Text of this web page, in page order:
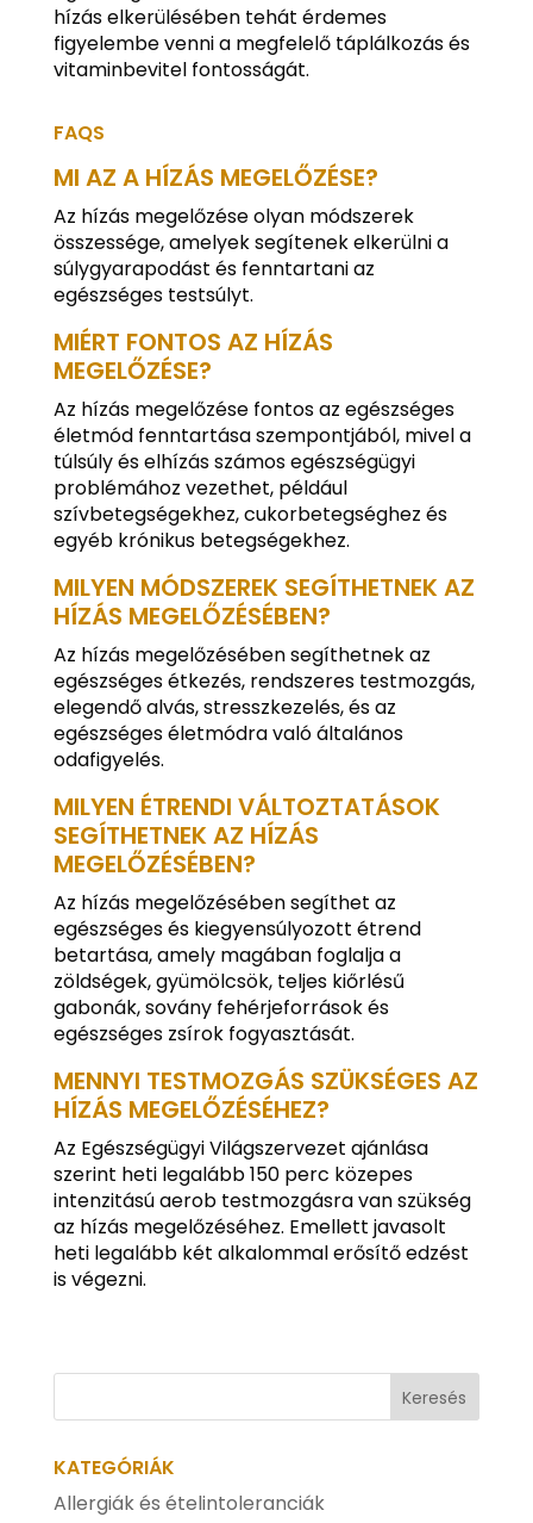
hízás elkerülésében tehát érdemes
figyelembe venni a megfelelő táplálkozás és
vitaminbevitel fontosságát.
FAQS
MI AZ A HÍZÁS MEGELŐZÉSE?
Az hízás megelőzése olyan módszerek
összessége, amelyek segítenek elkerülni a
súlygyarapodást és fenntartani az
egészséges testsúlyt.
MIÉRT FONTOS AZ HÍZÁS
MEGELŐZÉSE?
Az hízás megelőzése fontos az egészséges
életmód fenntartása szempontjából, mivel a
túlsúly és elhízás számos egészségügyi
problémához vezethet, például
szívbetegségekhez, cukorbetegséghez és
egyéb krónikus betegségekhez.
MILYEN MÓDSZEREK SEGÍTHETNEK AZ
HÍZÁS MEGELŐZÉSÉBEN?
Az hízás megelőzésében segíthetnek az
egészséges étkezés, rendszeres testmozgás,
elegendő alvás, stresszkezelés, és az
egészséges életmódra való általános
odafigyelés.
MILYEN ÉTRENDI VÁLTOZTATÁSOK
SEGÍTHETNEK AZ HÍZÁS
MEGELŐZÉSÉBEN?
Az hízás megelőzésében segíthet az
egészséges és kiegyensúlyozott étrend
betartása, amely magában foglalja a
zöldségek, gyümölcsök, teljes kiőrlésű
gabonák, sovány fehérjeforrások és
egészséges zsírok fogyasztását.
MENNYI TESTMOZGÁS SZÜKSÉGES AZ
HÍZÁS MEGELŐZÉSÉHEZ?
Az Egészségügyi Világszervezet ajánlása
szerint heti legalább 150 perc közepes
intenzitású aerob testmozgásra van szükség
az hízás megelőzéséhez. Emellett javasolt
heti legalább két alkalommal erősítő edzést
is végezni.
KATEGÓRIÁK
Allergiák és ételintoleranciák